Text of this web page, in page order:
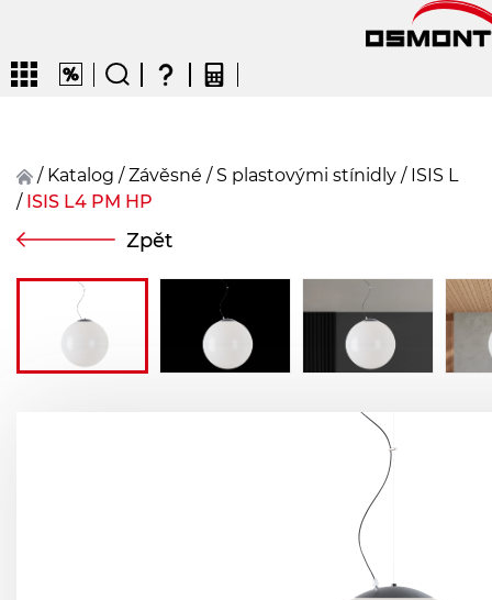
CZENDEFRFIN
/ Katalog / závěsné / S plastovými stínidly / ISIS L
/ ISIS L4 PM HP
Zpět